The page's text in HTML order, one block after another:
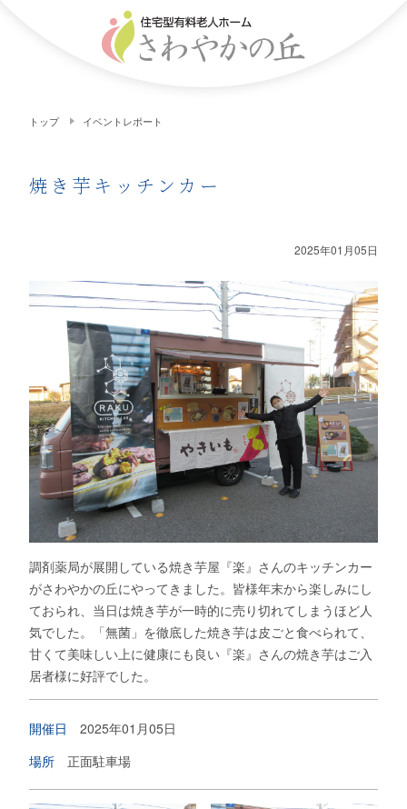
トップ イベントレポート
焼き芋キッチンカー
2025年01月05日
調剤薬局が展開している焼き芋屋『楽』さんのキッチンカー
がさわやかの丘にやってきました。皆様年末から楽しみにし
ておられ、当日は焼き芋が一時的に売り切れてしまうほど人
気でした。「無菌」を徹底した焼き芋は皮ごと食べられて、
甘くて美味しい上に健康にも良い『楽』さんの焼き芋はご入
居者様に好評でした。
開催日
2025年01月05日
場所
正面駐車場